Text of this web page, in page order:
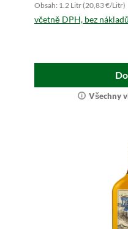
Obsah: 1.2 Litr (20,83 €/Litr)
včetně DPH, bez
Všechny